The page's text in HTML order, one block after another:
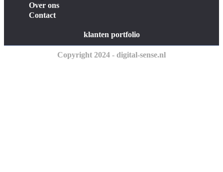
Over ons
Contact
klanten portfolio
Copyright 2024 - digital-sense.nl